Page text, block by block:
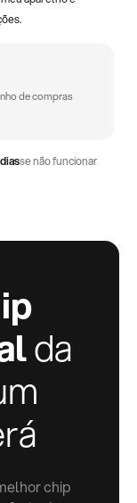
de compras
se não funcionar
da
chip